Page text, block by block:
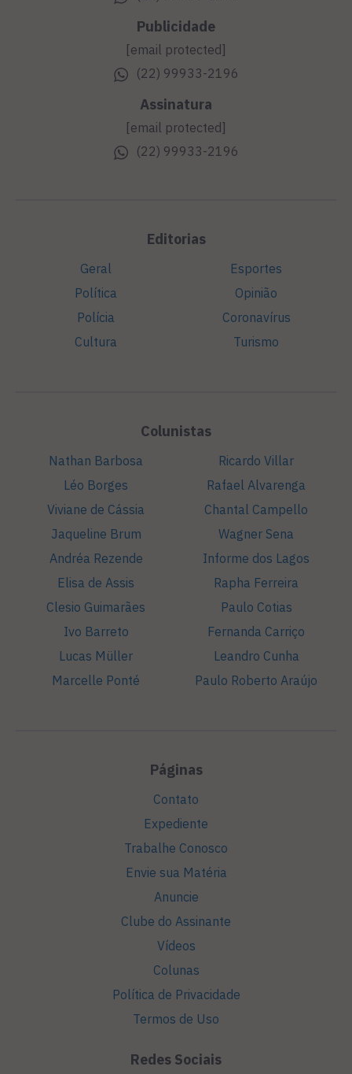
Publicidade
[email protected]
(22) 99933-2196
Assinatura
[email protected]
(22) 99933-2196
Editorias
Geral
Política
Polícia
Cultura
Esportes
Opinião
Coronavírus
Turismo
Colunistas
Nathan Barbosa
Léo Borges
Viviane de Cássia
Jaqueline Brum
Andréa Rezende
Elisa de Assis
Clesio Guimarães
Ivo Barreto
Lucas Müller
Marcelle Ponté
Ricardo Villar
Rafael Alvarenga
Chantal Campello
Wagner Sena
Informe dos Lagos
Rapha Ferreira
Paulo Cotias
Fernanda Carriço
Leandro Cunha
Paulo Roberto Araújo
Páginas
Contato
Expediente
Trabalhe Conosco
Envie sua Matéria
Anuncie
Clube do Assinante
Vídeos
Colunas
Política de Privacidade
Termos de Uso
Redes Sociais